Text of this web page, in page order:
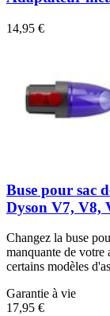
14,95 €
Buse pour sac
Dyson V7, V8,
Changez la buse
manquante de votre
certains modèles
Garantie à vie
17,95 €